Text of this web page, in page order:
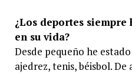
¿Los deportes siempre
en su vida?
Desde pequeño he
ajedrez, tenis, béisbol.